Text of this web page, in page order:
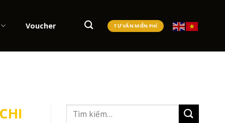
Voucher TƯ VẤN MIỄN PHÍ